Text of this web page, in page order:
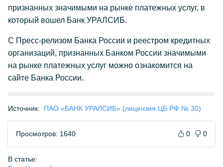
признанных значимыми на рынке платежных услуг, в
который вошел Банк УРАЛСИБ.
С Пресс-релизом Банка России и реестром кредитных
организаций, признанных Банком России значимыми
на рынке платежных услуг можно ознакомится на
сайте Банка России.
Источник: ПАО «БАНК УРАЛСИБ» (лицензия ЦБ РФ № 30)
Просмотров: 1640 0 0
В статье: